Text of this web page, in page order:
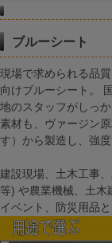
ブルーシート
現場で求められる品
向けブルーシート。
地のスタッフがしっ
素材も、ヴァージン
す）から製造し、強
建設現場、土木工事
等) や農業機械、土木
イベント、防災用品